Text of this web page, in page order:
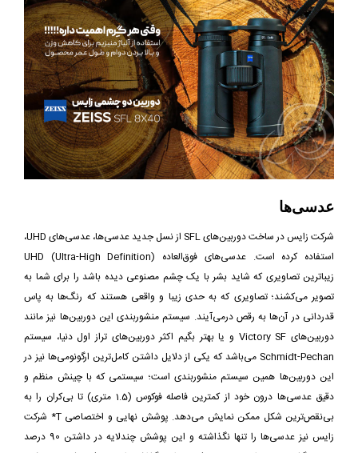
عدسی‌ها
شرکت زایس در ساخت دوربین‌های SFL از نسل جدید عدسی‌ها، عدسی‌های UHD،
استفاده کرده است. عدسی‌های فوق‌العاده UHD (Ultra-High Definition)
زیباترین تصاویری که شاید بشر با یک چشم مصنوعی دیده باشد را برای شما به
تصویر می‌کشند؛ تصاویری که به حدی زیبا و واقعی هستند که رنگ‌ها به پاس
قدردانی در آن‌ها به رقص درمی‌آیند. سیستم منشوربندی این دوربین‌ها نیز مانند
دوربین‌های Victory SF و یا بهتر بگیم اکثر دوربین‌های تراز اول دنیا، سیستم
Schmidt-Pechan می‌باشد که یکی از دلایل داشتن کامل‌ترین ارگونومی‌ها نیز در
این دوربین‌ها همین سیستم منشوربندی است؛ سیستمی که با چینش منظم و
دقیق عدسی‌ها درون خود از کمترین فاصله فوکوس (1.5 متری) تا بی‌کران را به
بی‌نقص‌ترین شکل ممکن نمایش می‌دهد. پوشش نهایی و اختصاصی T* شرکت
زایس نیز عدسی‌ها را تنها نگذاشته و این پوشش چندلایه در داشتن 90 درصد